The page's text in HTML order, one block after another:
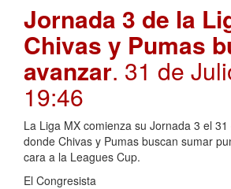
Jornada 3 de la
Chivas y Pumas
avanzar. 31 de
19:46
La Liga MX comienza su Jornada 3 el
donde Chivas y Pumas buscan sumar
cara a la Leagues Cup.
El Congresista